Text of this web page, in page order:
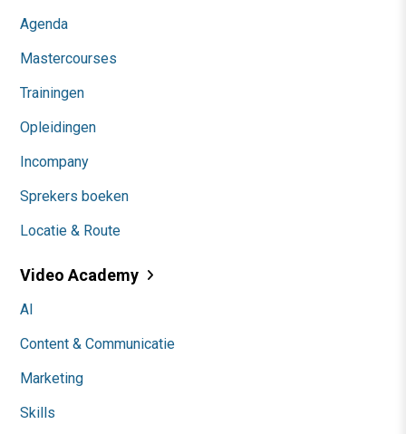
Agenda
Mastercourses
Trainingen
Opleidingen
Incompany
Sprekers boeken
Locatie & Route
Video Academy
AI
Content & Communicatie
Marketing
Skills